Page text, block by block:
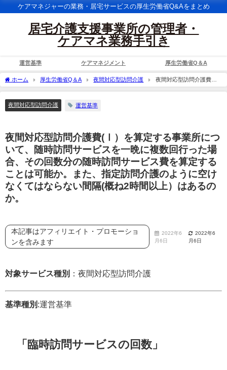
ケアマネジャーの業務・居宅サービスの厚生労働省Q&Aをまとめ
居宅介護支援事業所の管理者・
ケアマネ業務手引き
運営基準 ケアマネジメント 厚生労働省Q＆A
ホーム 厚生労働省Q＆A 夜間対応型訪問介護
夜間対応型訪問介護費
(Ⅰ）を算定する事業所について、随時訪問サービスを一晩に複数回行った場合、その
空けなくてはならない間隔(概ね2時間以上）はあるのか。
夜間対応型訪問介護 運営基準
夜間対応型訪問介護費(Ⅰ）を算定する事業所につ
いて、随時訪問サービスを一晩に複数回行った場
合、その回数分の随時訪問サービス費を算定する
ことは可能か。また、指定訪問介護のように空け
なくてはならない間隔(概ね2時間以上）はあるの
か。
本記事はアフィリエイト・プロモーショ
ンを含みます
2022年6
月6日
2022年6
月6日
対象サービス種別 ：夜間対応型訪問介護
基準種別 :運営基準
「臨時訪問サービスの回数」